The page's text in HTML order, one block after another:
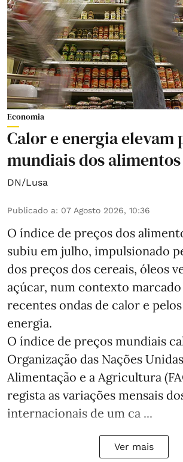
Economia
Calor e energia elevam
mundiais dos
DN/Lusa
Publicado a: 07 Agosto 2026, 10:36
O índice de preços dos
subiu em julho, impulsionado
dos preços dos cereais, óleos
açúcar, num contexto marcado
recentes ondas de calor e
energia.
O índice de preços mundiais
Organização das Nações
Alimentação e a Agricultura
regista as variações mensais
internacionais de um ca ...
Ver mais